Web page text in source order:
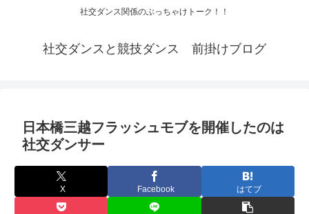
社交ダンス関係のぶっちゃけトーク！！
社交ダンスと競技ダンス 前掛けブログ
日本橋三越フラッシュモブを開催したのは
社交ダンサー
X Facebook はてブ